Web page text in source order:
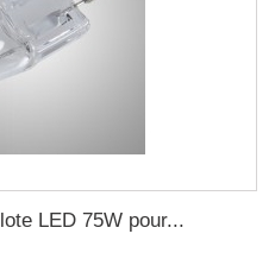
LED 75W pour...